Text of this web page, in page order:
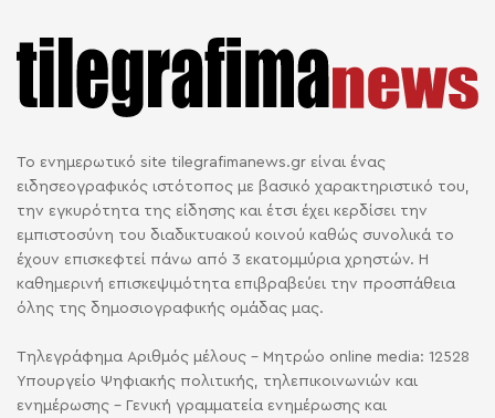
Το ενημερωτικό site tilegrafimanews.gr είναι ένας
ειδησεογραφικός ιστότοπος με βασικό χαρακτηριστικό του,
την εγκυρότητα της είδησης και έτσι έχει κερδίσει την
εμπιστοσύνη του διαδικτυακού κοινού καθώς συνολικά το
έχουν επισκεφτεί πάνω από 3 εκατομμύρια χρηστών. Η
καθημερινή επισκεψιμότητα επιβραβεύει την προσπάθεια
όλης της δημοσιογραφικής ομάδας μας.
Τηλεγράφημα Αριθμός μέλους - Μητρώο online media: 12528
Υπουργείο Ψηφιακής πολιτικής, τηλεπικοινωνιών και
ενημέρωσης - Γενική γραμματεία ενημέρωσης και